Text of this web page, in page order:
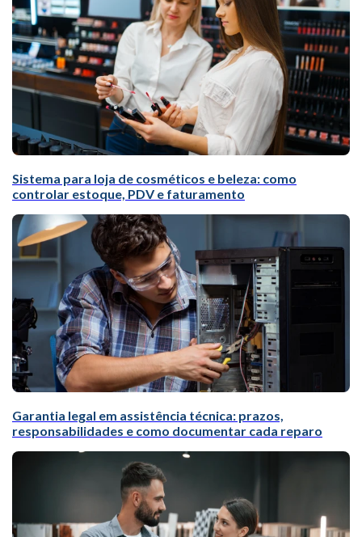
Sistema para loja de cosméticos e beleza: como
controlar estoque, PDV e faturamento
Garantia legal em assistência técnica: prazos,
responsabilidades e como documentar cada reparo